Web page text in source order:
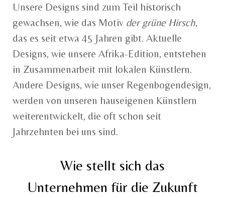
Unsere Designs sind zum Teil historisch
gewachsen, wie das Motiv der grüne Hirsch,
das es seit etwa 45 Jahren gibt. Aktuelle
Designs, wie unsere Afrika-Edition, entstehen
in Zusammenarbeit mit lokalen Künstlern.
Andere Designs, wie unser Regenbogendesign,
werden von unseren hauseigenen Künstlern
weiterentwickelt, die oft schon seit
Jahrzehnten bei uns sind.
Wie stellt sich das
Unternehmen für die Zukunft